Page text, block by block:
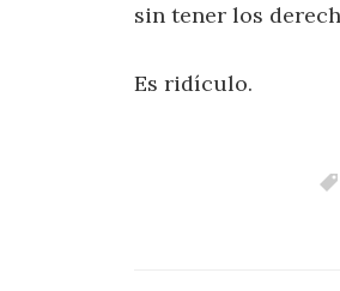
sin tener los
Es ridículo.